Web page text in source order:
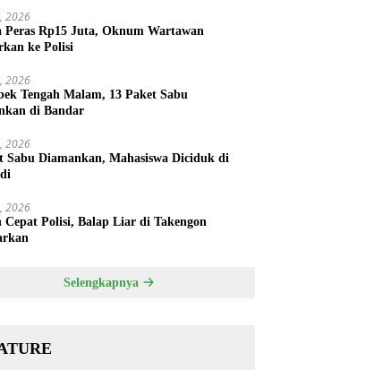
2026
Peras Rp15 Juta, Oknum Wartawan
ke Polisi
2026
Tengah Malam, 13 Paket Sabu
di Bandar
2026
Sabu Diamankan, Mahasiswa Diciduk di
2026
Cepat Polisi, Balap Liar di Takengon
Selengkapnya